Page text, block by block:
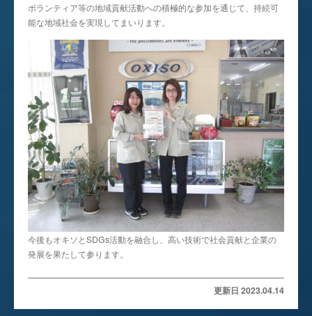
ボランティア等の地域貢献活動への積極的な参加を通じて、持続可
能な地域社会を実現してまいります。
今後もオキソとSDGs活動を融合し、高い技術で社会貢献と企業の
発展を果たして参ります。
更新日 2023.04.14